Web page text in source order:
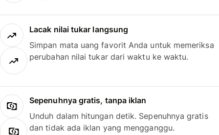
Lacak nilai tukar langsung
Simpan mata uang favorit Anda untuk memeriksa
perubahan nilai tukar dari waktu ke waktu.
Sepenuhnya gratis, tanpa iklan
Unduh dalam hitungan detik. Sepenuhnya gratis
dan tidak ada iklan yang mengganggu.